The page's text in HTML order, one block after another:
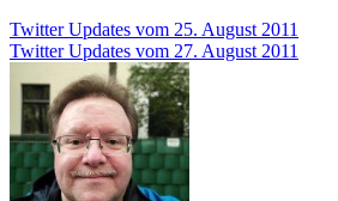
Beitragsnavigation
Twitter Updates vom 25. August 2011
Twitter Updates vom 27. August 2011